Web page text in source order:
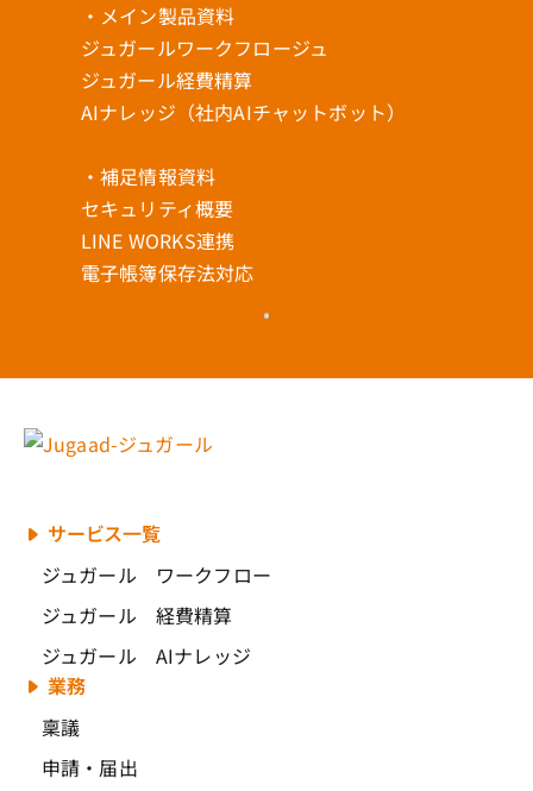
・メイン製品資料
ジュガールワークフロージュ
ジュガール経費精算
AIナレッジ（社内AIチャットボット）
・補足情報資料
セキュリティ概要
LINE WORKS連携
電子帳簿保存法対応
サービス一覧
ジュガール ワークフロー
ジュガール 経費精算
ジュガール AIナレッジ
業務
稟議
申請・届出